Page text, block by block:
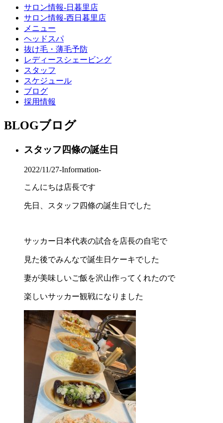
サロン情報-日暮里店
サロン情報-西日暮里店
メニュー
ヘッドスパ
抜け毛・薄毛予防
レディースシェービング
スタッフ
スケジュール
ブログ
採用情報
BLOGブログ
スタッフ四條の誕生日
2022/11/27-Information-
こんにちは店長です
先日、スタッフ四條の誕生日でした
サッカー日本代表の試合を店長の自宅で
見た後でみんなで誕生日ケーキでした
妻が美味しいご飯を沢山作ってくれたので
楽しいサッカー観戦になりました